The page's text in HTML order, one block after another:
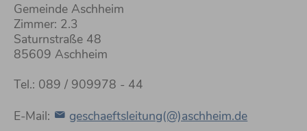
Gemeinde Aschheim
Zimmer: 2.3
Saturnstraße 48
85609 Aschheim
Tel.: 089 / 909978 - 44
E-Mail:
geschaeftsleitung(@)aschheim.de